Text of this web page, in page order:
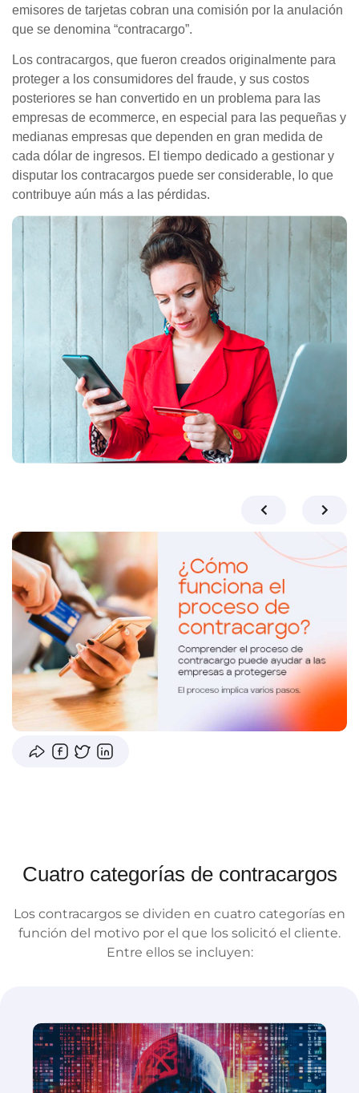
emisores de tarjetas cobran una comisión por la anulación
que se denomina “contracargo”.
Los contracargos, que fueron creados originalmente para
proteger a los consumidores del fraude, y sus costos
posteriores se han convertido en un problema para las
empresas de ecommerce, en especial para las pequeñas y
medianas empresas que dependen en gran medida de
cada dólar de ingresos. El tiempo dedicado a gestionar y
disputar los contracargos puede ser considerable, lo que
contribuye aún más a las pérdidas.
Cuatro categorías de contracargos
Los contracargos se dividen en cuatro categorías en
función del motivo por el que los solicitó el cliente.
Entre ellos se incluyen: